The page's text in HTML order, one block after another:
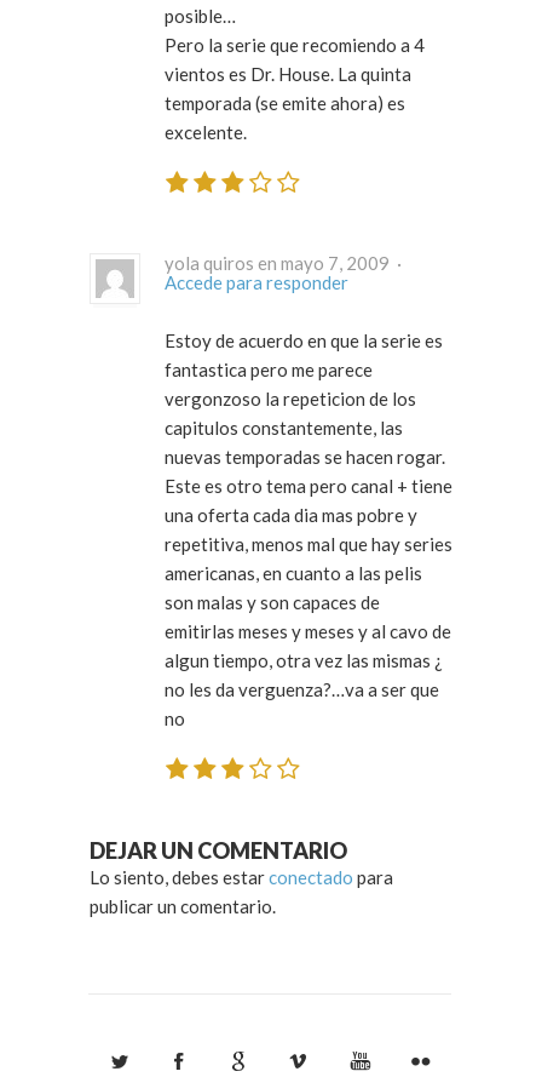
posible…
Pero la serie que recomiendo a 4
vientos es Dr. House. La quinta
temporada (se emite ahora) es
excelente.
yola quiros en mayo 7, 2009 ·
Accede para responder
Estoy de acuerdo en que la serie es
fantastica pero me parece
vergonzoso la repeticion de los
capitulos constantemente, las
nuevas temporadas se hacen rogar.
Este es otro tema pero canal + tiene
una oferta cada dia mas pobre y
repetitiva, menos mal que hay series
americanas, en cuanto a las pelis
son malas y son capaces de
emitirlas meses y meses y al cavo de
algun tiempo, otra vez las mismas ¿
no les da verguenza?…va a ser que
no
DEJAR UN COMENTARIO
Lo siento, debes estarconectado para
publicar un comentario.